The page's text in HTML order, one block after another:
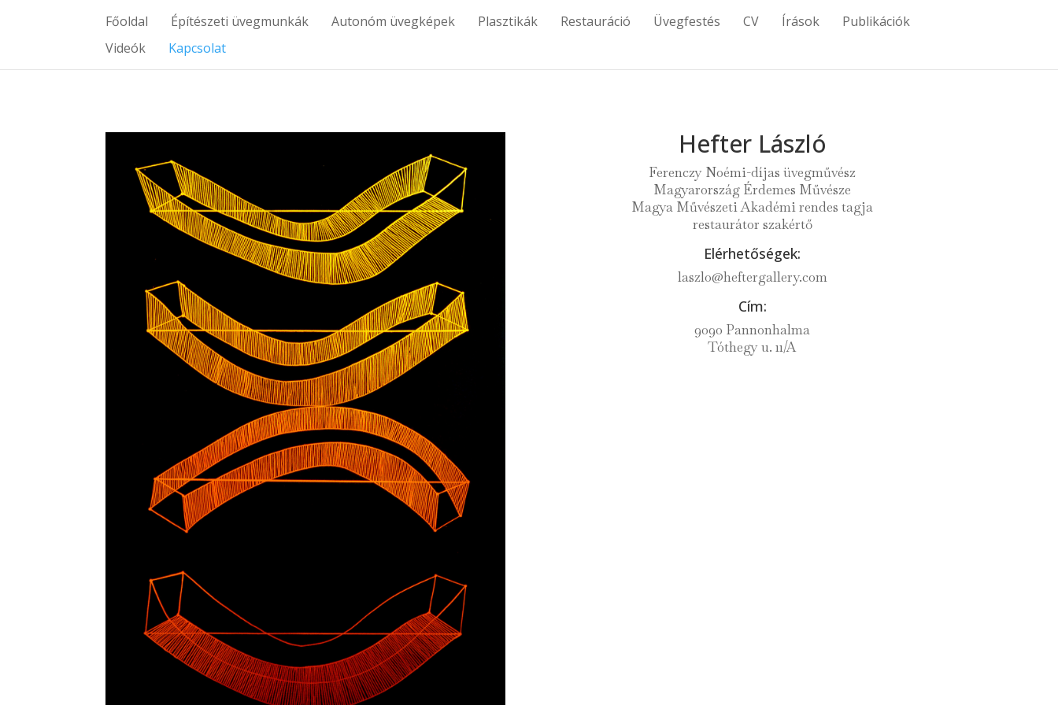
Főoldal Építészeti üvegmunkák Autonóm üvegképek Plasztikák Restauráció Üvegfestés CV Írások
Publikációk
Videók
Kapcsolat
Hefter László
Ferenczy Noémi-díjas üvegművész
Magyarország Érdemes Művésze
Magya Művészeti Akadémi rendes tagja
restaurátor szakértő
Elérhetőségek:
laszlo@heftergallery.com
Cím:
9090 Pannonhalma
Tóthegy u. 11/A